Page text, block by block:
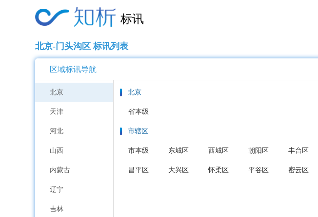
标讯
北京-门头沟区 标讯列表
区域标讯导航
北京
天津
河北
山西
内蒙古
辽宁
吉林
北京
省本级
市辖区
市本级 东城区 西城区 朝阳区 丰台区
昌平区 大兴区 怀柔区 平谷区 密云区